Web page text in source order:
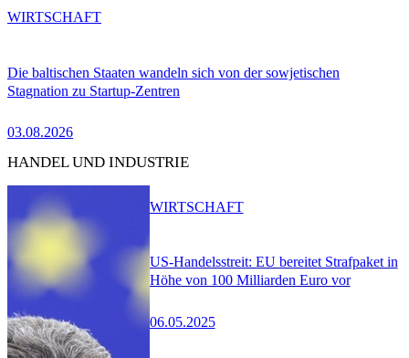
Die baltischen Staaten wandeln sich von der sowjetischen
Stagnation zu Startup-Zentren
03.08.2026
WIRTSCHAFT
HANDEL UND INDUSTRIE
US-Handelsstreit: EU bereitet Strafpaket in
Höhe von 100 Milliarden Euro vor
06.05.2025
WIRTSCHAFT